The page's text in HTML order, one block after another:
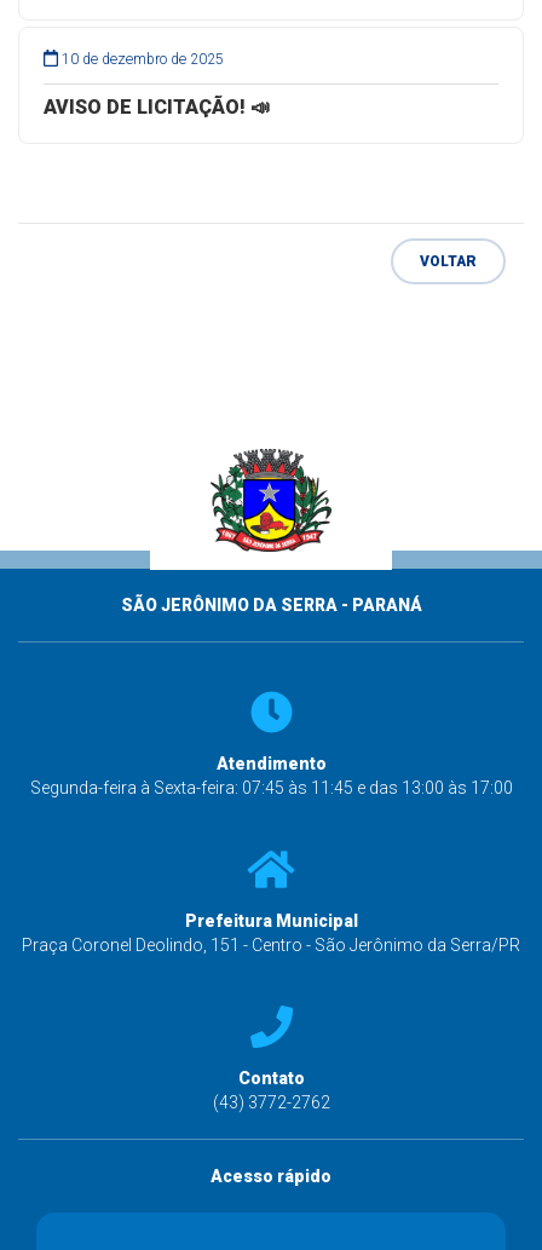
10 de dezembro de 2025
AVISO DE LICITAÇÃO! 📣
VOLTAR
SÃO JERÔNIMO DA SERRA - PARANÁ
Atendimento
Segunda-feira à Sexta-feira: 07:45 às 11:45 e das 13:00 às 17:00
Prefeitura Municipal
Praça Coronel Deolindo, 151 - Centro - São Jerônimo da Serra/PR
Contato
(43) 3772-2762
Acesso rápido